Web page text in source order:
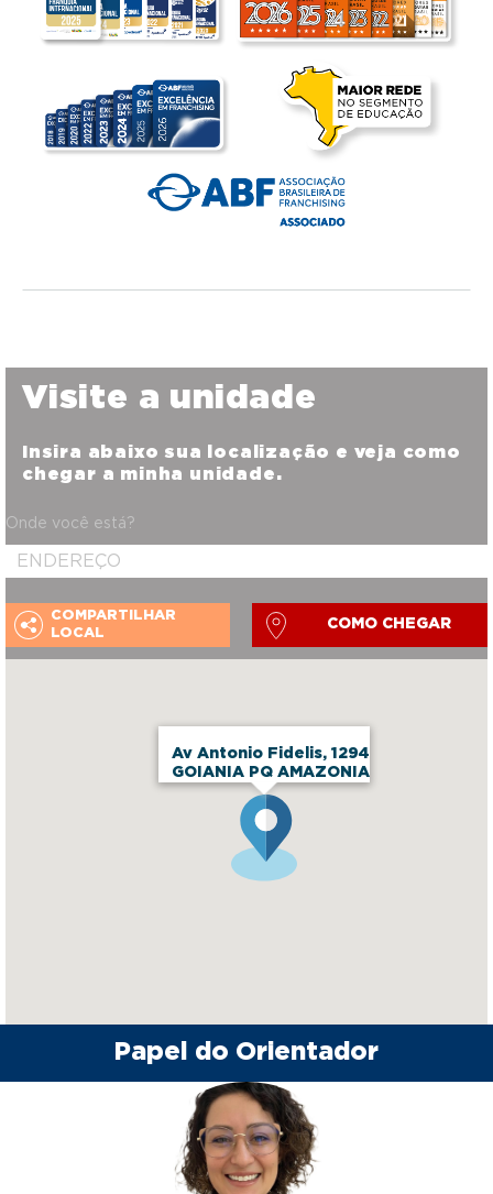
Av Antonio Fidelis, 1294
GOIANIA PQ AMAZONIA
Visite a unidade
Insira abaixo sua localização e veja como
chegar a minha unidade.
Onde você está?
COMPARTILHAR
LOCAL
COMO CHEGAR
Papel do Orientador